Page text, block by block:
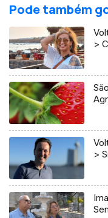
Pode também
Voltei
>
>